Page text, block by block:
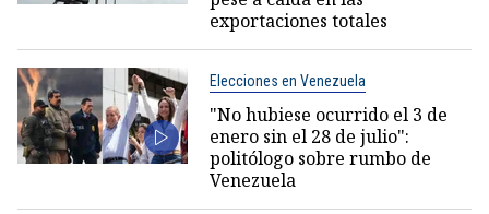
exportaciones totales
Elecciones en Venezuela
"No hubiese ocurrido el 3 de
enero sin el 28 de julio":
politólogo sobre rumbo de
Venezuela